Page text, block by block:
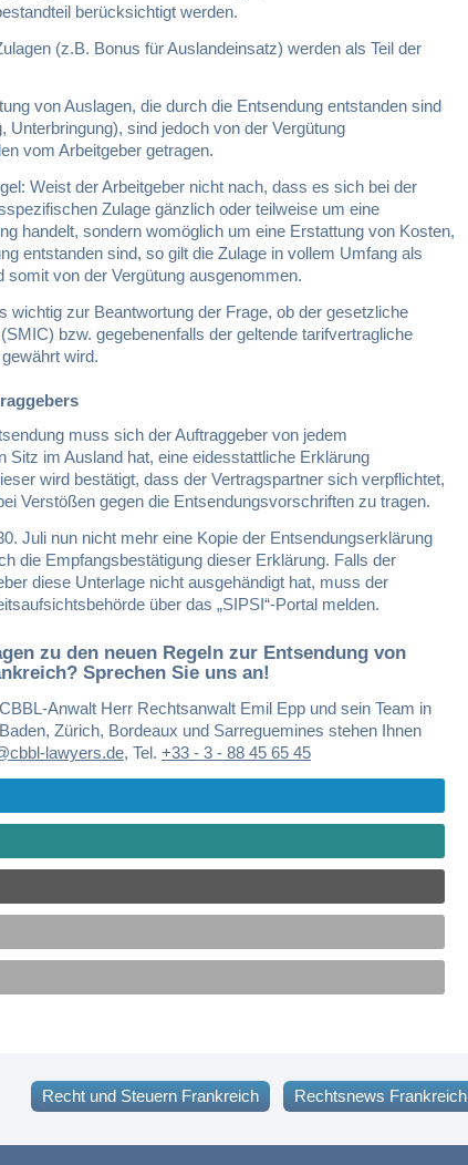
berücksichtigt werden.
(z.B. Bonus für Auslandeinsatz) werden als Teil der
von Auslagen, die durch die Entsendung entstanden sind
Unterbringung), sind jedoch von der Vergütung
vom Arbeitgeber getragen.
Weist der Arbeitgeber nicht nach, dass es sich bei der
Zulage gänzlich oder teilweise um eine
handelt, sondern womöglich um eine Erstattung von Kosten,
entstanden sind, so gilt die Zulage in vollem Umfang als
somit von der Vergütung ausgenommen.
wichtig zur Beantwortung der Frage, ob der gesetzliche
bzw. gegebenenfalls der geltende tarifvertragliche
wird.
muss sich der Auftraggeber von jedem
Sitz im Ausland hat, eine eidesstattliche Erklärung
wird bestätigt, dass der Vertragspartner sich verpflichtet,
Verstößen gegen die Entsendungsvorschriften zu tragen.
Juli nun nicht mehr eine Kopie der Entsendungserklärung
die Empfangsbestätigung dieser Erklärung. Falls der
diese Unterlage nicht ausgehändigt hat, muss der
über das „SIPSI“-Portal melden.
zu den neuen Regeln zur Entsendung von
Sprechen Sie uns an!
Anwalt Herr Rechtsanwalt Emil Epp und sein Team in
Zürich, Bordeaux und Sarreguemines stehen Ihnen
lawyers.de, Tel. +33 - 3 - 88 45 65 45
Rechtsnews Frankreich
Recht und Steuern Frankreich